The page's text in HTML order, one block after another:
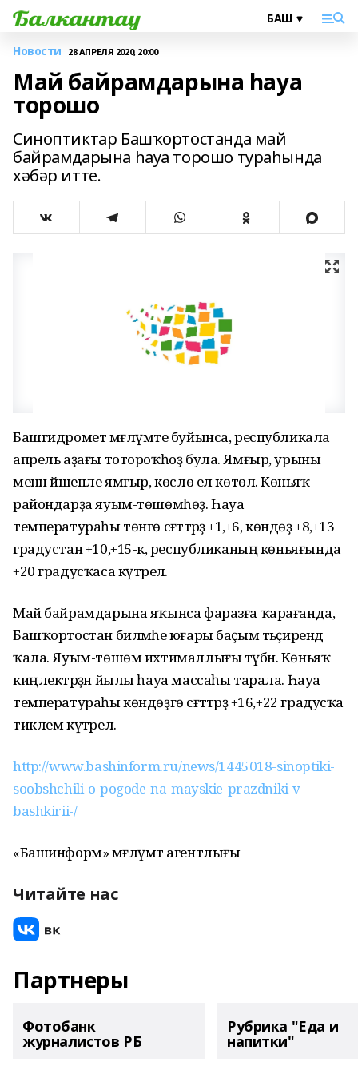
Новости 28 АПРЕЛЯ 2020, 20:00
Май байрамдарына һауа
торошо
Синоптиктар Башҡортостанда май
байрамдарына һауа торошо тураһында
хәбәр итте.
Башгидромет мәғлүмәте буйынса, республикала
апрель аҙағы тотороҡһоҙ була. Ямғыр, урыны
менән йәшенле ямғыр, көслө ел көтөлә. Көньяҡ
райондарҙа яуым-төшөмһөҙ. Һауа
температураһы төнгө сәғәттәрҙә +1,+6, көндөҙ +8,+13
градустан +10,+15-кә, республиканың көньяғында
+20 градусҡаса күтәрелә.
Май байрамдарына яҡынса фаразға ҡарағанда,
Башҡортостан биләмәһе юғары баҫым тәьҫирендә
ҡала. Яуым-төшөм ихтималлығы түбән. Көньяҡ
киңлектәрҙән йылы һауа массаһы тарала. Һауа
температураһы көндөҙгө сәғәттәрҙә +16,+22 градусҡа
тиклем күтәрелә.
http://www.bashinform.ru/news/1445018-sinoptiki-
soobshchili-o-pogode-na-mayskie-prazdniki-v-
bashkirii-/
«Башинформ» мәғлүмәт агентлығы
Читайте нас
Партнеры
Фотобанк
журналистов РБ
Рубрика "Еда и
напитки"